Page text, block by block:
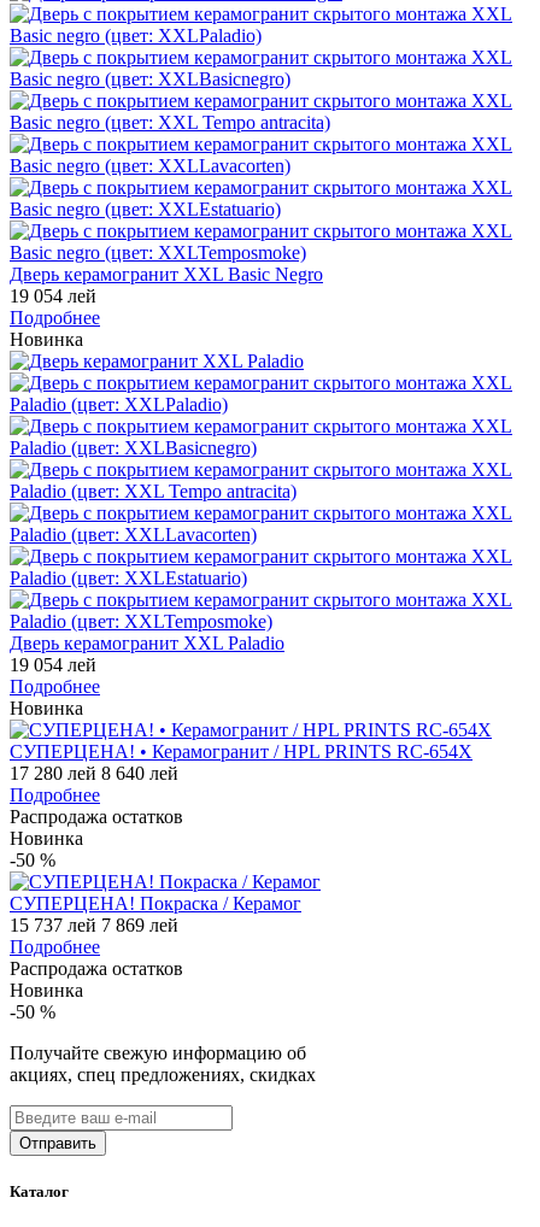
Дверь керамогранит XXL Basic Negro
19 054 лей
Подробнее
Новинка
Дверь керамогранит XXL Paladio
19 054 лей
Подробнее
Новинка
СУПЕРЦЕНА! • Керамогранит / HPL PRINTS RC-654X
17 280 лей 8 640 лей
Подробнее
Распродажа остатков
Новинка
-50 %
СУПЕРЦЕНА! Покраска / Керамог
15 737 лей 7 869 лей
Подробнее
Распродажа остатков
Новинка
-50 %
Получайте свежую информацию об
акциях, спец предложениях, скидках
Каталог